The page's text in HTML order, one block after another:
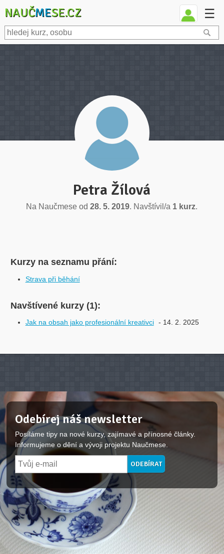
NAUČMESE.CZ ☰
Petra Žílová
Na Naučmese od28. 5. 2019. Navštívil/a 1 kurz.
Kurzy na seznamu přání:
Strava při běhání
Navštívené kurzy (1):
Jak na obsah jako profesionální kreativci - 14. 2. 2025
Odebírej náš newsletter
Posíláme tipy na nové kurzy, zajímavé a přínosné články.
Informujeme o dění a vývoji projektu Naučmese.